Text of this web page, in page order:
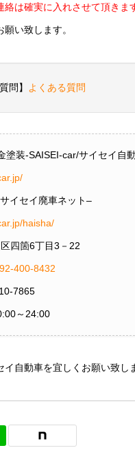
絡は確実に入れさせて頂きま
い致します。
問】 よくある質問
塗装-SAISEI-car/サイセイ自
イセイ廃車ネット–
haisha/
四箇6丁目3－22
400-8432
7865
～24:00
自動車を宜しくお願い致し